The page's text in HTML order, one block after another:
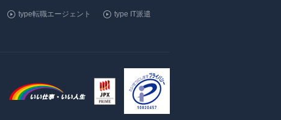
type転職エージェント
type IT派遣